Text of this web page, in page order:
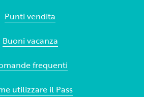
Punti vendita
Buoni vacanza
frequenti
utilizzare il Pass